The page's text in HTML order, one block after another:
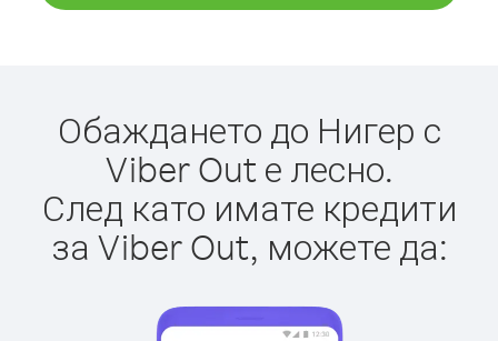
Обаждането до Нигер с
Viber Out е лесно.
След като имате кредити
за Viber Out, можете да: